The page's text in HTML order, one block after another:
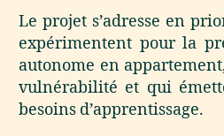
Le projet s’adresse en
expérimentent pour la
autonome en
vulnérabilité et qui
besoins d’apprentissage.